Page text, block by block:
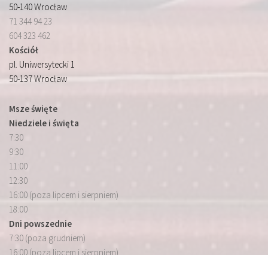
50-140 Wrocław
71 344 94 23
604 323 462
Kościół
pl. Uniwersytecki 1
50-137 Wrocław
Msze święte
Niedziele i święta
7:30
9:30
11:00
12:30
16:00 (poza lipcem i sierpniem)
18:00
Dni powszednie
7:30 (poza grudniem)
16:00 (poza lipcem i sierpniem)